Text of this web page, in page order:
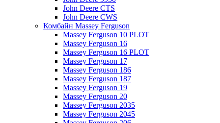
John Deere CTS
John Deere CWS
Комбайн Massey Ferguson
Massey Ferguson 10 PLOT
Massey Ferguson 16
Massey Ferguson 16 PLOT
Massey Ferguson 17
Massey Ferguson 186
Massey Ferguson 187
Massey Ferguson 19
Massey Ferguson 20
Massey Ferguson 2035
Massey Ferguson 2045